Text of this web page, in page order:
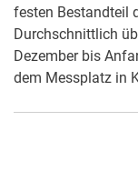
festen Bestandteil
Durchschnittlich
Dezember bis
dem Messplatz in